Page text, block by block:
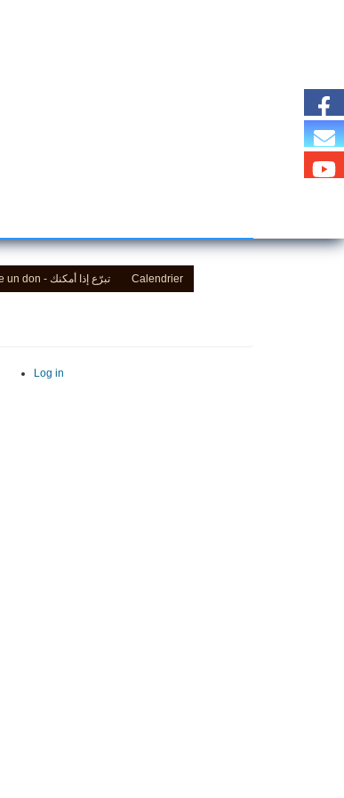
Faire un don - تبرّع إذا أمكنك Calendrier
Log in